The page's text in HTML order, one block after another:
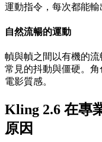
運動指令，每次都能輸
自然流暢的運動
幀與幀之間以有機的
常見的抖動與僵硬。
電影質感。
Kling 2.6 在專
原因